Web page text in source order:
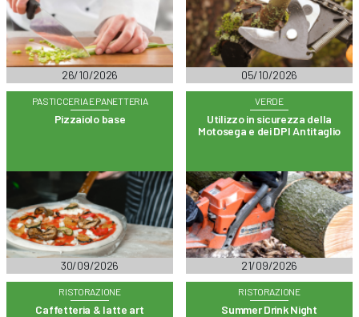
26/10/2026 05/10/2026
PASTICCERIA E PANETTERIA
Pizzaiolo base
30/09/2026
VERDE
Utilizzo in sicurezza della
Motosega e dei DPI Antitaglio
21/09/2026
RISTORAZIONE
Caffetteria & latte art
RISTORAZIONE
Summer Drink Night